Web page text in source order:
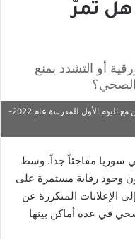
هل تمرّ
أو التشدد بمنع
الصحي؟
طفل بالقرب من حاوية قمامة في حمص بالتزامن مع اليوم الأول للمدرسة عام 2022-
سوريا مفاجئاً جداً. وسط
دون وجود رقابة مستمرة على
الإعلانات المتكررة عن
في عدة أماكن بينها